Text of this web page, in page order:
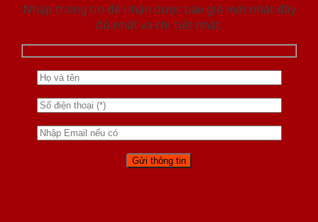
Nhập thông tin để nhận được báo giá mới nhât đầy
đủ nhất và chi tiết nhất.